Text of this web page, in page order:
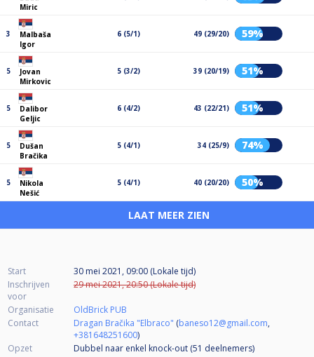
Miric
3
Malbaša
Igor
6 (5/1) 49 (29/20) 59%
5
Jovan
Mirkovic
5 (3/2) 39 (20/19) 51%
5
Dalibor
Geljic
6 (4/2) 43 (22/21) 51%
5
Dušan
Bračika
5 (4/1) 34 (25/9) 74%
5
Nikola
Nešić
5 (4/1) 40 (20/20) 50%
LAAT MEER ZIEN
Start
30 mei 2021, 09:00 (Lokale tijd)
Inschrijven
voor
29 mei 2021, 20:50 (Lokale tijd)
Organisatie
OldBrick PUB
Contact
Dragan Bračika "Elbraco" (baneso12@gmail.com,
+381648251600)
Opzet
Dubbel naar enkel knock-out (51 deelnemers)